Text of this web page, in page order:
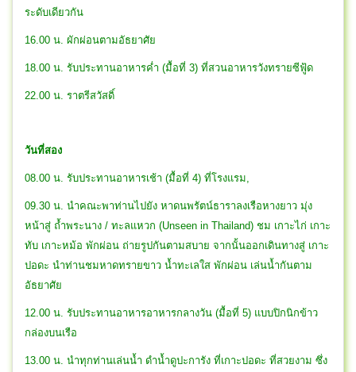
ระดับเดียวกัน
16.00 น. ผักผ่อนตามอัธยาศัย
18.00 น. รับประทานอาหารค่ำ (มื้อที่ 3) ที่สวนอาหารวังทรายซีฟู้ด
22.00 น. ราตรีสวัสดิ์
วันที่สอง
08.00 น. รับประทานอาหารเช้า (มื้อที่ 4) ที่โรงแรม,
09.30 น. นำคณะพาท่านไปยัง หาดนพรัตน์ธาราลงเรือหางยาว มุ่ง
หน้าสู่ ถ้ำพระนาง / ทะลแหวก (Unseen in Thailand) ชม เกาะไก่ เกาะ
ทับ เกาะหม้อ พักผ่อน ถ่ายรูปกันตามสบาย จากนั้นออกเดินทางสู่ เกาะ
ปอดะ นำท่านชมหาดทรายขาว น้ำทะเลใส พักผ่อน เล่นน้ำกันตาม
อัธยาศัย
12.00 น. รับประทานอาหารอาหารกลางวัน (มื้อที่ 5) แบบปิกนิกข้าว
กล่องบนเรือ
13.00 น. นำทุกท่านเล่นน้ำ ดำน้ำดูปะการัง ที่เกาะปอดะ ที่สวยงาม ซึ่ง